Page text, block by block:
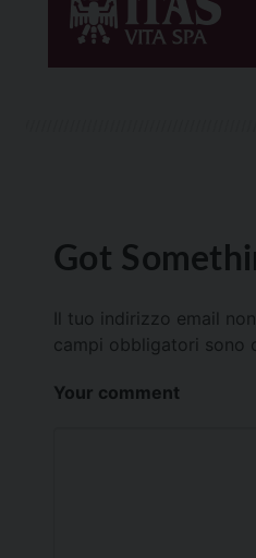
Got
Il tuo indirizzo email
campi obbligatori sono
Your comment